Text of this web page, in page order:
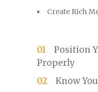
Create Rich
Position
Properly
Know